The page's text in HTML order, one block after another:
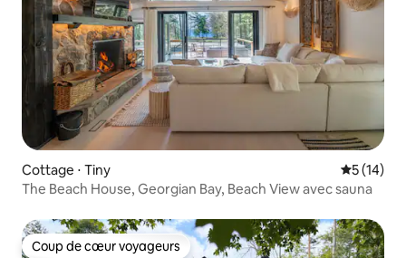
Cottage ⋅ Tiny
5 (14)
The Beach House, Georgian Bay, Beach View avec sauna
Coup de cœur voyageurs
Coup de cœur voyageurs